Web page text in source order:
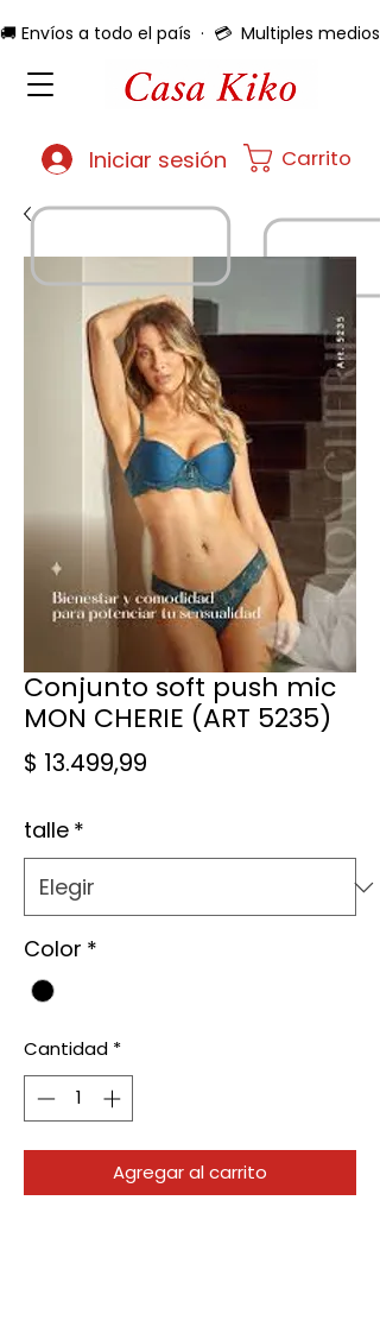
🚚 Envíos a todo el país  ·  💳  Multiples
Iniciar sesión Carrito
Conjunto soft push mic
MON CHERIE (ART 5235)
$ 13.499,99
talle *
Color *
Cantidad *
Agregar al carrito